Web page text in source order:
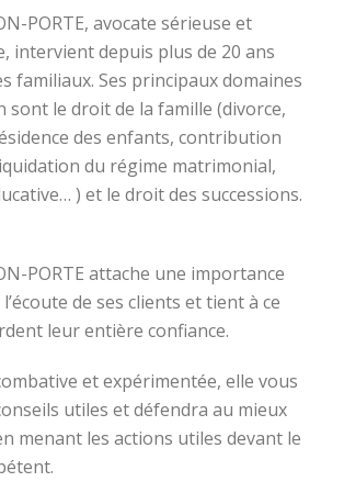
PORTE, avocate sérieuse et
intervient depuis plus de 20 ans
familiaux. Ses principaux domaines
sont le droit de la famille (divorce,
des enfants, contribution
du régime matrimonial,
) et le droit des successions.
PORTE attache une importance
de ses clients et tient à ce
leur entière confiance.
et expérimentée, elle vous
utiles et défendra au mieux
menant les actions utiles devant le